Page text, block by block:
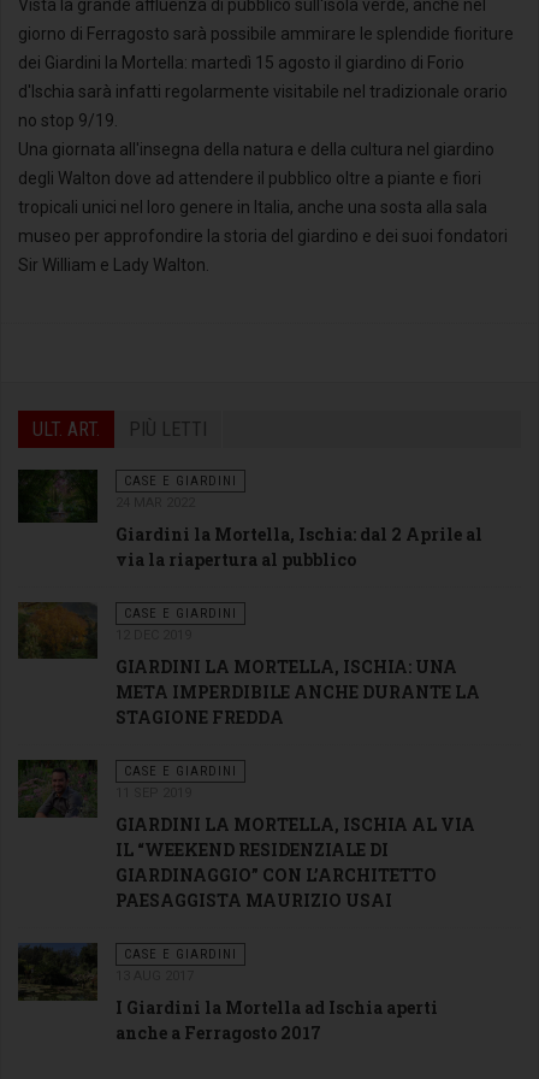
Giardini la Mortella, cascata del coccodrillo, aperti a ferragosto
Vista la grande affluenza di pubblico sull'isola verde, anche nel
giorno di Ferragosto sarà possibile ammirare le splendide fioriture
dei Giardini la Mortella: martedì 15 agosto il giardino di Forio
d'Ischia sarà infatti regolarmente visitabile nel tradizionale orario
no stop 9/19.
Una giornata all'insegna della natura e della cultura nel giardino
degli Walton dove ad attendere il pubblico oltre a piante e fiori
tropicali unici nel loro genere in Italia, anche una sosta alla sala
museo per approfondire la storia del giardino e dei suoi fondatori
Sir William e Lady Walton.
ULT. ART. PIÙ LETTI
CASE E GIARDINI
Giardini la Mortella, Ischia: dal 2 Aprile al
via la riapertura al pubblico
CASE E GIARDINI
GIARDINI LA MORTELLA, ISCHIA: UNA
META IMPERDIBILE ANCHE DURANTE LA
STAGIONE FREDDA
CASE E GIARDINI
GIARDINI LA MORTELLA, ISCHIA AL VIA
IL “WEEKEND RESIDENZIALE DI
GIARDINAGGIO” CON L’ARCHITETTO
PAESAGGISTA MAURIZIO USAI
CASE E GIARDINI
I Giardini la Mortella ad Ischia aperti
anche a Ferragosto 2017